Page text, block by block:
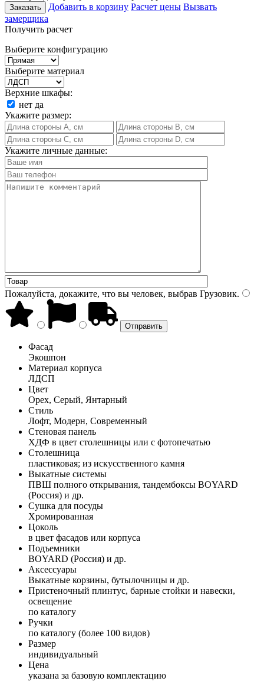
Заказать Добавить в корзину Расчет цены Вызвать
замерщика
Получить расчет
Выберите конфигурацию
Выберите материал
Верхние шкафы:
нет да
Укажите размер:
Укажите личные данные:
Пожалуйста, докажите, что вы человек, выбрав Грузовик.
Фасад
Экошпон
Материал корпуса
ЛДСП
Цвет
Орех, Серый, Янтарный
Стиль
Лофт, Модерн, Современный
Стеновая панель
ХДФ в цвет столешницы или с фотопечатью
Столешница
пластиковая; из искусственного камня
Выкатные системы
ПВШ полного открывания, тандембоксы BOYARD
(Россия) и др.
Сушка для посуды
Хромированная
Цоколь
в цвет фасадов или корпуса
Подъемники
BOYARD (Россия) и др.
Аксессуары
Выкатные корзины, бутылочницы и др.
Пристеночный плинтус, барные стойки и навески,
освещение
по каталогу
Ручки
по каталогу (более 100 видов)
Размер
индивидуальный
Цена
указана за базовую комплектацию